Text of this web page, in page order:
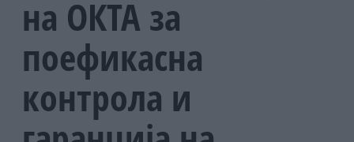
на ОКТА за
поефикасна
контрола и